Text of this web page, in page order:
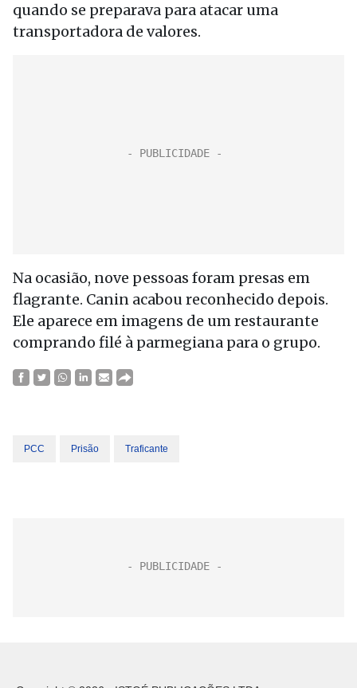
quando se preparava para atacar uma
transportadora de valores.
Na ocasião, nove pessoas foram presas em
flagrante. Canin acabou reconhecido depois.
Ele aparece em imagens de um restaurante
comprando filé à parmegiana para o grupo.
PCC Prisão Traficante